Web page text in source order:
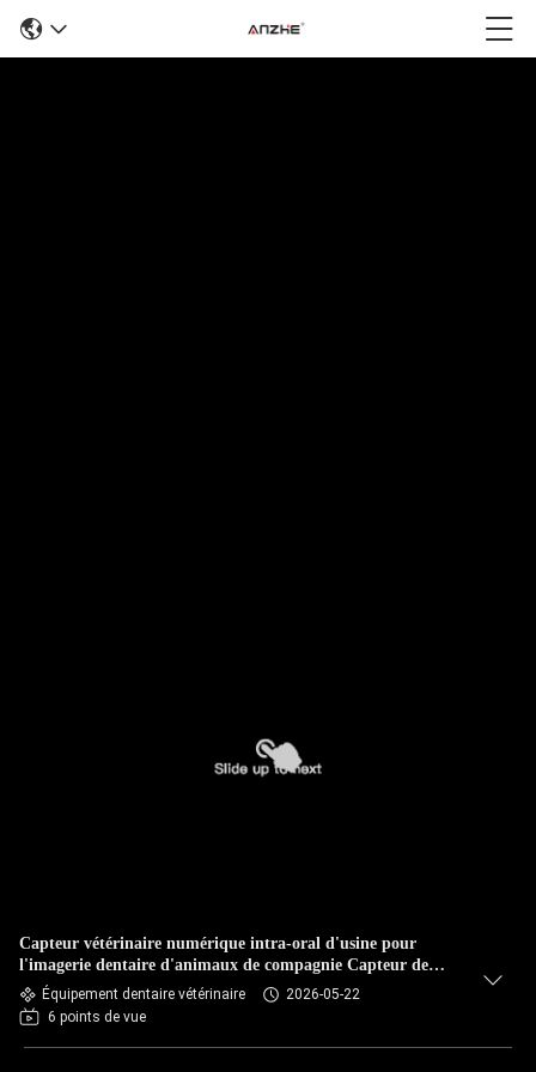
Capteur vétérinaire numérique intra-oral d'usine pour
l'imagerie dentaire d'animaux de compagnie Capteur de
diagnostic instantané à haute résolution exclusif pour les
cliniques vétérinaires
Équipement dentaire vétérinaire
2026-05-22
6 points de vue